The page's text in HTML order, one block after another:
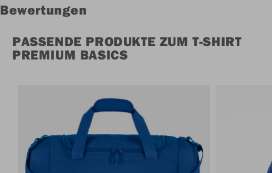
Bewertungen
PASSENDE PRODUKTE ZUM T-SHIRT
PREMIUM BASICS